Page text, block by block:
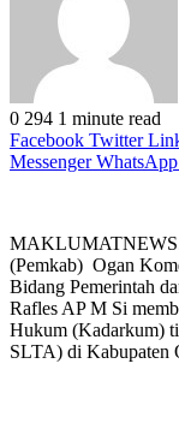
0 294 1 minute read
Facebook Twitter
Messenger WhatsApp
(Pemkab) Ogan
Bidang Pemerintah
Rafles AP M Si
Hukum (Kadarkum)
SLTA) di Kabupaten